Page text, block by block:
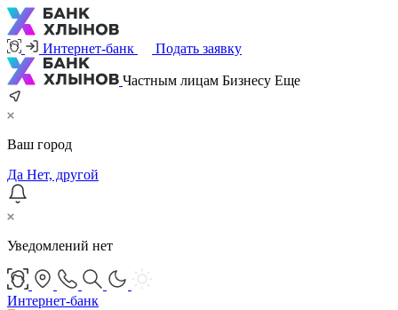
Интернет-банк Подать заявку
Частным лицам Бизнесу Еще
Ваш город
Да Нет, другой
Уведомлений нет
Интернет-банк